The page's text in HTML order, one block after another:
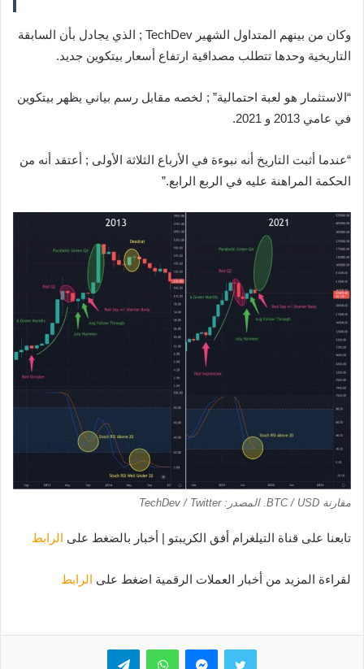
وكان من بينهم المتداول الشهير TechDev ; الذي يجادل بأن السابقة
التاريخية وحدها تتطلب مصداقية ارتفاع أسعار بيتكوين جديد.
“الاستثمار هو لعبة احتمالية” ; لخصه مقابل رسم بياني يظهر بيتكوين
في عامي 2013 و 2021.
“عندما أثبت التاريخ أنه نبوءة في الأرباع الثلاثة الأولى ; أعتقد أنه من
الحكمة المراهنة عليه في الربع الرابع.”
مقارنة BTC / USD. المصدر: TechDev / Twitter
تابعنا على قناة التيلغرام أفق الكريبتو | أخبار بالضغط على الرابط
لقراءة المزيد من أخبار العملات الرقمية اضغط على الرابط
تويتر ماسنجرواتساب تيلقرام